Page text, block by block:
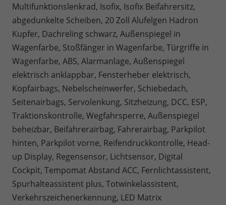
Multifunktionslenkrad, Isofix, Isofix Beifahrersitz,
abgedunkelte Scheiben, 20 Zoll Alufelgen Hadron
Kupfer, Dachreling schwarz, Außenspiegel in
Wagenfarbe, Stoßfänger in Wagenfarbe, Türgriffe in
Wagenfarbe, ABS, Alarmanlage, Außenspiegel
elektrisch anklappbar, Fensterheber elektrisch,
Kopfairbags, Nebelscheinwerfer, Schiebedach,
Seitenairbags, Servolenkung, Sitzheizung, DCC, ESP,
Traktionskontrolle, Wegfahrsperre, Außenspiegel
beheizbar, Beifahrerairbag, Fahrerairbag, Parkpilot
hinten, Parkpilot vorne, Reifendruckkontrolle, Head-
up Display, Regensensor, Lichtsensor, Digital
Cockpit, Tempomat Abstand ACC, Fernlichtassistent,
Spurhalteassistent plus, Totwinkelassistent,
Verkehrszeichenerkennung, LED Matrix